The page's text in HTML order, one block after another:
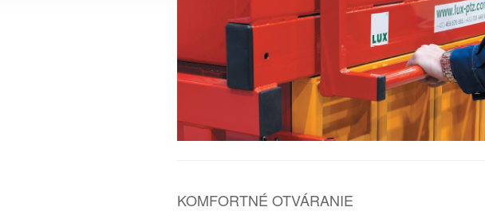
KOMFORTNÉ OTVÁRANIE